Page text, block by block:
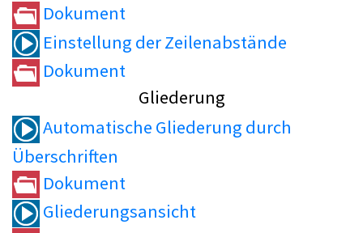
Dokument
Einstellung der Zeilenabstände
Dokument
Gliederung
Automatische Gliederung durch
Überschriften
Dokument
Gliederungsansicht